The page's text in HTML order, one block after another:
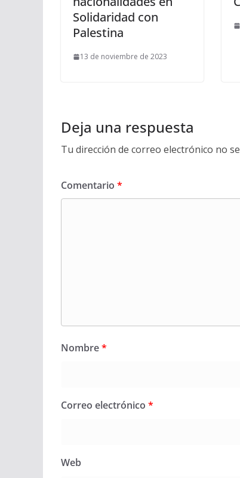
Solidaridad con
Palestina
13 de noviembre de 2023
Deja una respuesta
Tu dirección de correo electrónico no
Comentario *
Nombre*
Correo electrónico *
Web